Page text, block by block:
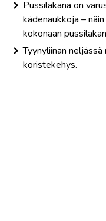
Pussilakana on
kädenaukkoja –
kokonaan
Tyynyliinan
koristekehys.